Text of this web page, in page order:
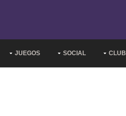
JUEGOS SOCIAL CLUB